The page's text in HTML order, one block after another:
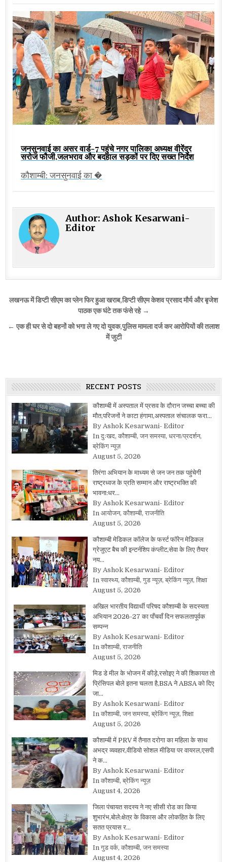
जनसुनवाई का असर वार्ड-7 पहुंचे नगर पालिका अध्यक्ष वीरेंद्र
सरोज फौजी,जलभराव और बदहाल सड़कों पर दिए सख्त निर्देश
कौशाम्बी: जनसुनवाई का �
Author:Ashok Kesarwani-
Editor
Post
लखनऊ में डिप्टी सीएम का प्लेन फिर हुआ खराब,डिप्टी सीएम केशव प्रसाद मौर्य और बृजेश
पाठक एक घंटे तक फंसे रहे →
← एक ही घर से दो बहनों को भगा ले गए दो युवक,पुलिस मामला दर्ज कर आरोपियों की तलाश
में जुटी
RECENT POSTS
कौशाम्बी में अस्पताल में प्रसव के दौरान जच्चा बच्चा की
मौत,परिजनों ने काटा हंगामा,अस्पताल संचालक फरा…
By Ashok Kesarwani- Editor
In दुःखद, कौशाम्बी, जन समस्या, धरना/प्रदर्शन,
ब्रेकिंग न्यूज़
August 5, 2026
तिरंगा अभियान के माध्यम से जन जन तक पहुंचेगी
राष्ट्रध्वज के प्रति सम्मान और राष्ट्रभक्ति की
भावना:धर…
By Ashok Kesarwani- Editor
In आयोजन, कौशाम्बी, राजनीति
August 5, 2026
कौशाम्बी मेडिकल कॉलेज के फर्स्ट फॉरेन मेडिकल
ग्रेजुएट बैच की इन्टर्नशिप कंप्लीट,सेवा के लिए तैयार
नय…
By Ashok Kesarwani- Editor
In स्वास्थ्य, कौशाम्बी, गुड न्यूज़, ब्रेकिंग न्यूज़, शिक्षा
August 5, 2026
अखिल भारतीय विद्यार्थी परिषद कौशाम्बी के सदस्यता
अभियान 2026-27 का पाँचवाँ दिन सफलतापूर्वक
सम्पन्न
By Ashok Kesarwani- Editor
In कौशाम्बी, राजनीति
August 5, 2026
मिड डे मील के भोजन में कीड़े,रसोइए ने की शिकायत तो
प्रिंसिपल बोले इतना चलता है,BSA ने ABSA को दिए
जा…
By Ashok Kesarwani- Editor
In कौशाम्बी, जन समस्या, ब्रेकिंग न्यूज़, शिक्षा
August 5, 2026
कौशाम्बी में PRV में तैनात दरोगा का महिला के साथ
अभद्र व्यवहार,वीडियो सोशल मीडिया पर वायरल,एसपी
ने क…
By Ashok Kesarwani- Editor
In कौशाम्बी, ब्रेकिंग न्यूज़
August 4, 2026
जिला पंचायत सदस्य ने नए सीसी रोड का किया
शुभारंभ,बोले:क्षेत्र के विकास और लोकहित के लिए
सतत प्रयास र…
By Ashok Kesarwani- Editor
In गुड वर्क, कौशाम्बी, जन समस्या
August 4, 2026